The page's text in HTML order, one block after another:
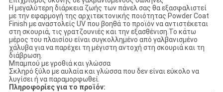
Η μεγαλύτερη διάρκεια ζωής των πάνελ σας θα εξασφαλιστεί
με την εφαρμογή της αρχιτεκτονικής ποιότητας Powder Coat
Finish με αναστολείς UV που βοηθά το προϊόν να αντιστέκεται
στη σκουριά, τις γρατζουνιές και την εξασθένιση.Το κάτω
μέρος του πλαισίου είναι συγκολλημένο από γαλβανισμένο
χάλυβα για να παρέχει τη μέγιστη αντοχή στη σκουριά και τη
διάβρωση.
Μπαμπού με γροθιά και γλώσσα
Σκληρό ξύλο με αυλαία και γλώσσα που δεν είναι εύκολο να
λυγίσει ή να παραμορφωθεί.
Πληροφορίες για το προϊόν: